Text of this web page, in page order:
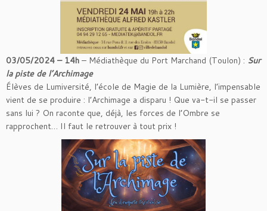
03/05/2024 – 14h – Médiathèque du Port Marchand (Toulon) : Sur
la piste de l’Archimage
Élèves de Lumiversité, l’école de Magie de la Lumière, l’impensable
vient de se produire : l’Archimage a disparu ! Que va-t-il se passer
sans lui ? On raconte que, déjà, les forces de l’Ombre se
rapprochent… Il faut le retrouver à tout prix !